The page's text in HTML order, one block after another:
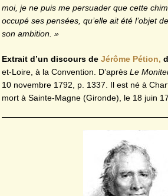
moi, je ne puis me persuader que cette
occupé ses pensées, qu’elle ait été l’objet
son ambition. »
Extrait d’un discours de Jérôme Pétion,
et-Loire, à la Convention. D’après Le
10 novembre 1792, p. 1337. Il est né à
mort à Sainte-Magne (Gironde), le 18 juin